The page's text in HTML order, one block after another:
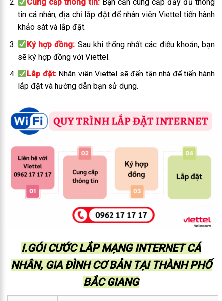
Cung cấp thông tin: Bạn cần cung cấp đầy đủ thông
tin cá nhân, địa chỉ lắp đặt để nhân viên Viettel tiến hành
khảo sát và lắp đặt.
Ký hợp đồng: Sau khi thống nhất các điều khoản, bạn
sẽ ký hợp đồng với Viettel.
Lắp đặt: Nhân viên Viettel sẽ đến tận nhà để tiến hành
lắp đặt và hướng dẫn bạn sử dụng.
I.GÓI CƯỚC LẮP MẠNG INTERNET CÁ
NHÂN, GIA ĐÌNH CƠ BẢN TẠI THÀNH PHỐ
BẮC GIANG